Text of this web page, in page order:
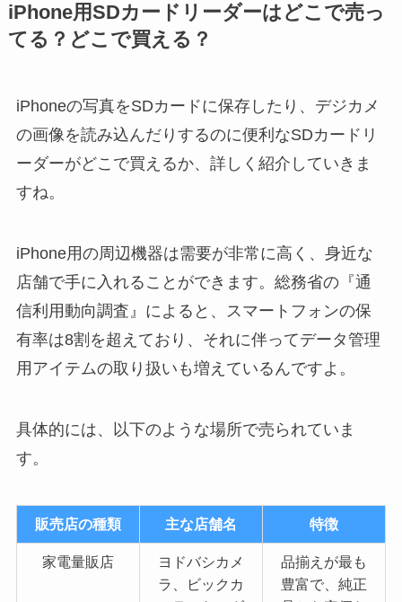
iPhone用SDカードリーダーはどこで売っ
てる？どこで買える？
iPhoneの写真をSDカードに保存したり、デジカメ
の画像を読み込んだりするのに便利なSDカードリ
ーダーがどこで買えるか、詳しく紹介していきま
すね。
iPhone用の周辺機器は需要が非常に高く、身近な
店舗で手に入れることができます。総務省の『通
信利用動向調査』によると、スマートフォンの保
有率は8割を超えており、それに伴ってデータ管理
用アイテムの取り扱いも増えているんですよ。
具体的には、以下のような場所で売られていま
す。
販売店の種類 主な店舗名 特徴
家電量販店
ヨドバシカメ
ラ、ビックカ
品揃えが最も
豊富で、純正